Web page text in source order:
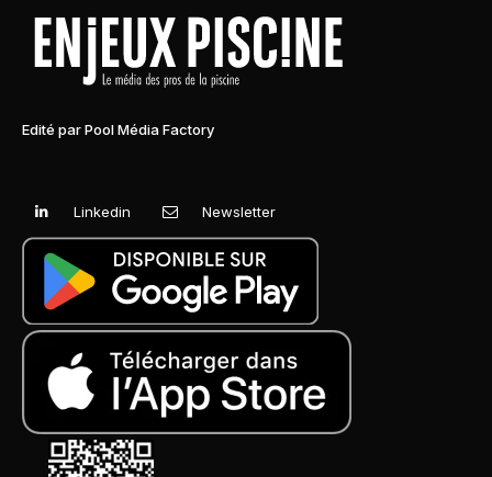
Edité par Pool Média Factory
Linkedin Newsletter